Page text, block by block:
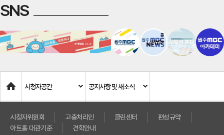
SNS
Home
시청자공간 공지사항 및 새소식
시청자위원회 고충처리인 클린센터
편성규약
아트홀 대관기준
견학안내